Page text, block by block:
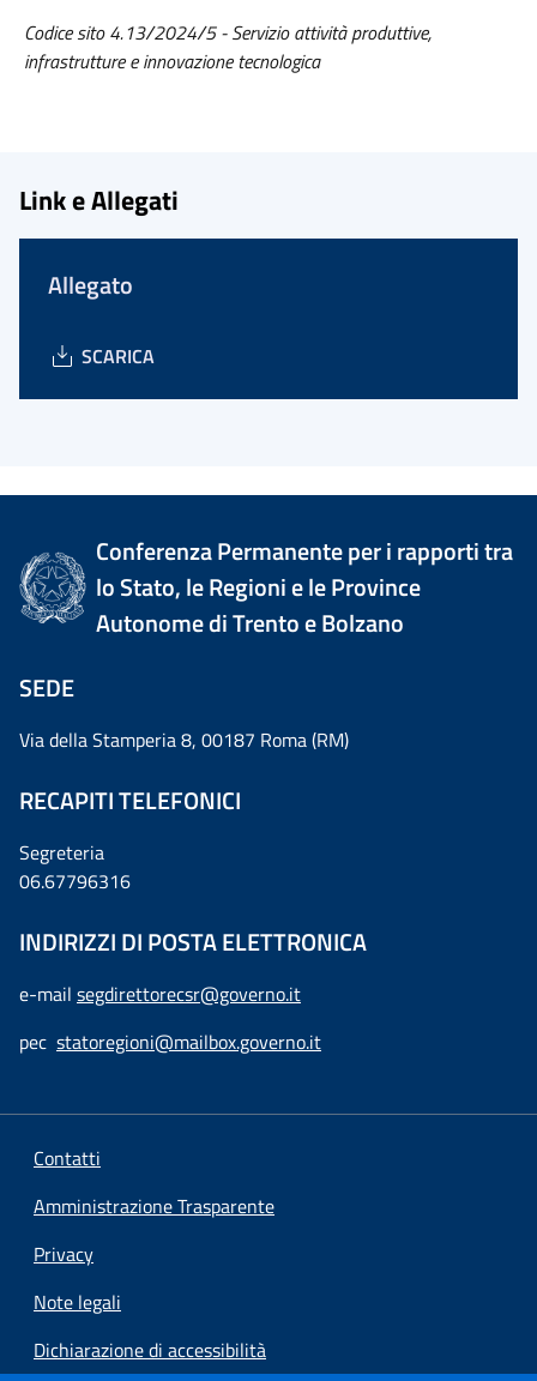
Codice sito 4.13/2024/5 - Servizio attività produttive,
infrastrutture e innovazione tecnologica
Link e Allegati
Allegato
SCARICA
Conferenza Permanente per i rapporti tra
lo Stato, le Regioni e le Province
Autonome di Trento e Bolzano
SEDE
Via della Stamperia 8, 00187 Roma (RM)
RECAPITI TELEFONICI
Segreteria
06.67796316
INDIRIZZI DI POSTA ELETTRONICA
e-mail segdirettorecsr@governo.it
pec statoregioni@mailbox.governo.it
Contatti
Amministrazione Trasparente
Privacy
Note legali
Dichiarazione di accessibilità